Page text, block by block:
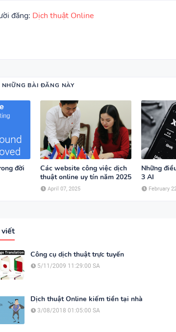
đăng: Dịch thuật Online
NHỮNG BÀI ĐĂNG NÀY
đời
Các website công việc dịch
thuật online uy tín năm 2025
April 07, 2025
Những
3 AI
February
viết
Công cụ dịch thuật trực tuyến
5/11/2009 11:29:00 SA
Dịch thuật Online kiếm tiền tại nhà
3/08/2018 01:05:00 SA